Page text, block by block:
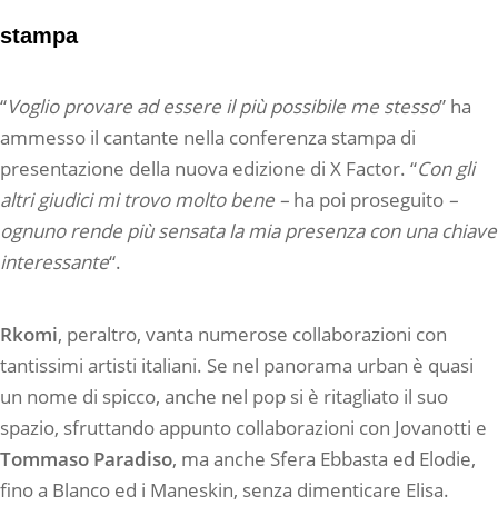
stampa
“Voglio provare ad essere il più possibile me stesso” ha
ammesso il cantante nella conferenza stampa di
presentazione della nuova edizione di X Factor. “Con gli
altri giudici mi trovo molto bene – ha poi proseguito –
ognuno rende più sensata la mia presenza con una chiave
interessante“.
Rkomi, peraltro, vanta numerose collaborazioni con
tantissimi artisti italiani. Se nel panorama urban è quasi
un nome di spicco, anche nel pop si è ritagliato il suo
spazio, sfruttando appunto collaborazioni con Jovanotti e
Tommaso Paradiso, ma anche Sfera Ebbasta ed Elodie,
fino a Blanco ed i Maneskin, senza dimenticare Elisa.